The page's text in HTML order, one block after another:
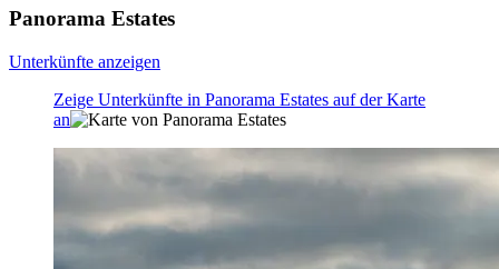
Panorama Estates
Unterkünfte anzeigen
Zeige Unterkünfte in Panorama Estates auf der Karte
an